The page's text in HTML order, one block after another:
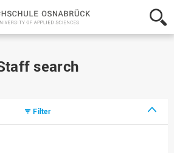
Hochschule
Osnabrück
-
search
Filter